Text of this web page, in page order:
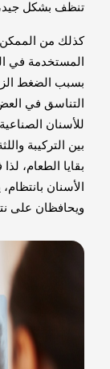
تنظف بشكل جيد،
كذلك من
المستخدمة في
بسبب الضغط
التناسق في
للأسنان
بين التركيبة
بقايا الطعام،
الأسنان
ويحافظان على